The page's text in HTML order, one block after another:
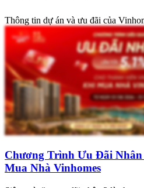
Thông tin dự án và ưu đãi của
Chương Trình Ưu Đãi
Mua Nhà Vinhomes